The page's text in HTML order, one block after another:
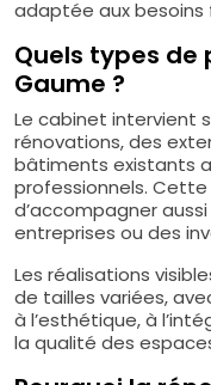
adaptée aux besoins
Quels types de
Gaume ?
Le cabinet intervient
rénovations, des
bâtiments existants
professionnels.
d’accompagner
entreprises ou des
Les réalisations
de tailles variées,
à l’esthétique, à
la qualité des